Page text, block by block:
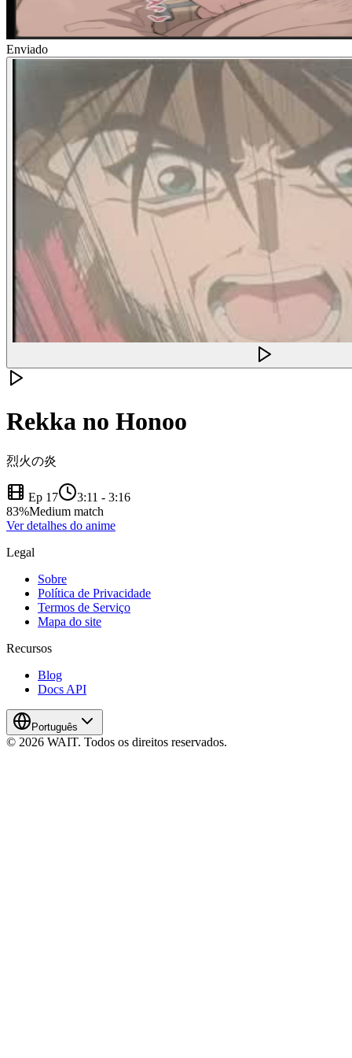
Enviado
Rekka no Honoo
烈火の炎
Ep 17 3:11 - 3:16
83%Medium match
Ver detalhes do anime
Legal
Sobre
Política de Privacidade
Termos de Serviço
Mapa do site
Recursos
Blog
Docs API
Português
© 2026 WAIT. Todos os direitos reservados.